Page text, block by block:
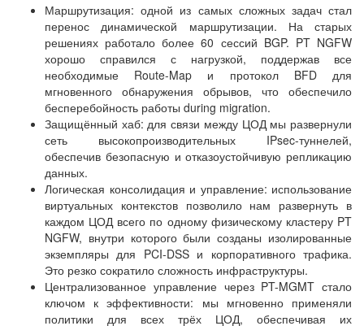
Маршрутизация: одной из самых сложных задач стал
перенос динамической маршрутизации. На старых
решениях работало более 60 сессий BGP. PT NGFW
хорошо справился с нагрузкой, поддержав все
необходимые Route-Map и протокол BFD для
мгновенного обнаружения обрывов, что обеспечило
бесперебойность работы during migration.
Защищённый хаб: для связи между ЦОД мы развернули
сеть высокопроизводительных IPsec-туннелей,
обеспечив безопасную и отказоустойчивую репликацию
данных.
Логическая консолидация и управление: использование
виртуальных контекстов позволило нам развернуть в
каждом ЦОД всего по одному физическому кластеру PT
NGFW, внутри которого были созданы изолированные
экземпляры для PCI-DSS и корпоративного трафика.
Это резко сократило сложность инфраструктуры.
Централизованное управление через PT-MGMT стало
ключом к эффективности: мы мгновенно применяли
политики для всех трёх ЦОД, обеспечивая их